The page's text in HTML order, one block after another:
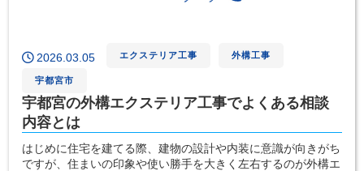
2026.03.05 エクステリア工事 外構工事
宇都宮市
宇都宮の外構エクステリア工事でよくある相談
内容とは
はじめに住宅を建てる際、建物の設計や内装に意識が向きがち
ですが、住まいの印象や使い勝手を大きく左右するのが外構エ